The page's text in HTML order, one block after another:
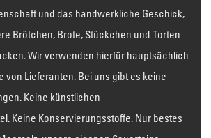
und das handwerkliche Geschick,
Brötchen, Brote, Stückchen und Torten
Wir verwenden hierfür hauptsächlich
von Lieferanten. Bei uns gibt es keine
Keine künstlichen
Keine Konservierungsstoffe. Nur bestes